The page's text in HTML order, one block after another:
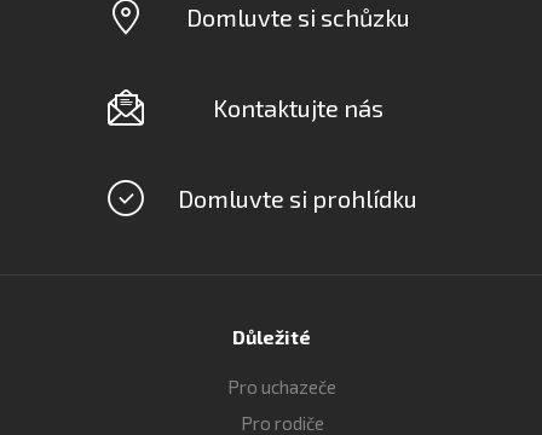
Domluvte si schůzku
Kontaktujte nás
Domluvte si prohlídku
Důležité
Pro uchazeče
Pro rodiče